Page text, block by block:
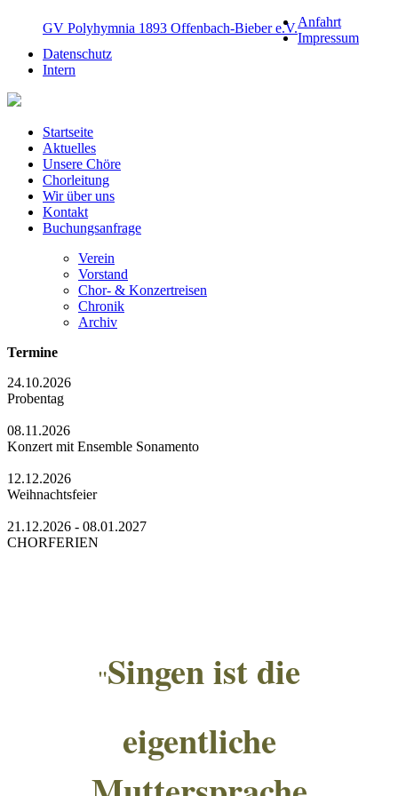
GV Polyhymnia 1893 Offenbach-Bieber e.V.Anfahrt
Impressum
Datenschutz
Intern
Startseite
Aktuelles
Unsere Chöre
Chorleitung
Wir über uns
Kontakt
Buchungsanfrage
Verein
Vorstand
Chor- & Konzertreisen
Chronik
Archiv
Termine
24.10.2026
Probentag
08.11.2026
Konzert mit Ensemble Sonamento
12.12.2026
Weihnachtsfeier
21.12.2026 - 08.01.2027
CHORFERIEN
"Singen ist die
eigentliche